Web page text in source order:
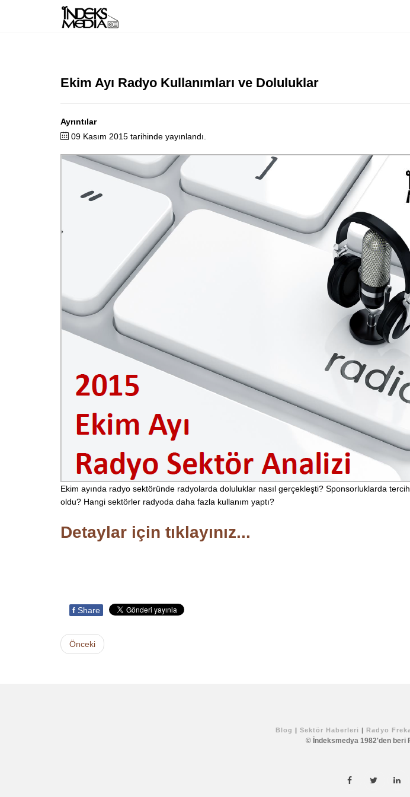
Ekim Ayı Radyo Kullanımları ve Doluluklar
Ayrıntılar
09 Kasım 2015 tarihinde yayınlandı.
Ekim ayında radyo sektöründe radyolarda doluluklar nasıl gerçekleşti? Sponsorluklarda
oldu? Hangi sektörler radyoda daha fazla kullanım yaptı?
Detaylar için tıklayınız...
f Share
Önceki
Blog | Sektör Haberleri | Radyo
© İndeksmedya 1982'den beri